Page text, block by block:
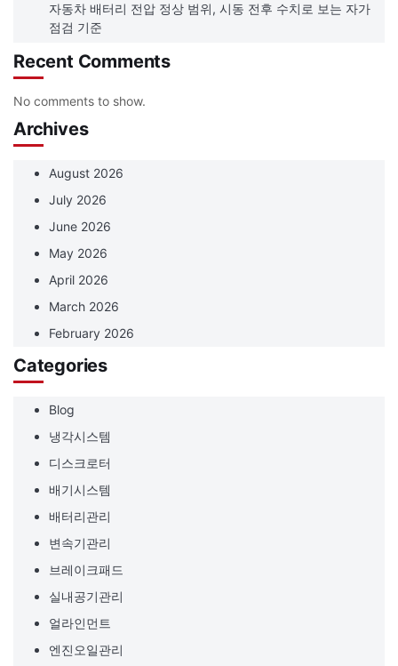
자동차 배터리 전압 정상 범위, 시동 전후 수치로 보는 자가
점검 기준
Recent Comments
No comments to show.
Archives
August 2026
July 2026
June 2026
May 2026
April 2026
March 2026
February 2026
Categories
Blog
냉각시스템
디스크로터
배기시스템
배터리관리
변속기관리
브레이크패드
실내공기관리
얼라인먼트
엔진오일관리